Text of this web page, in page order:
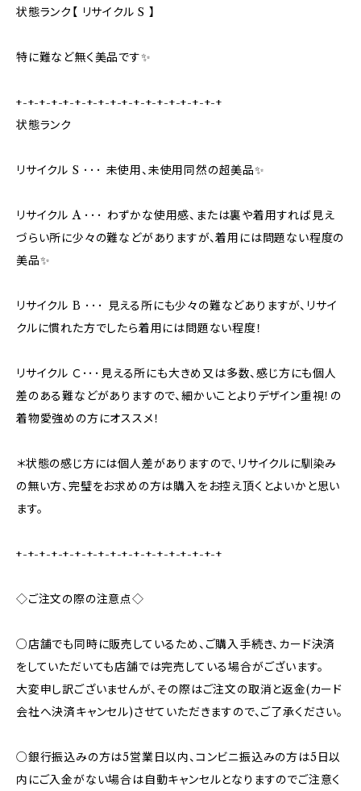
状態ランク【 リサイクル S 】
特に難など無く美品です✨
+-+-+-+-+-+-+-+-+-+-+-+-+-+-+-+-+-+
状態ランク
リサイクル S ･･･ 未使用、未使用同然の超美品✨
リサイクル A ･･･ わずかな使用感、または裏や着用すれば見え
づらい所に少々の難などがありますが、着用には問題ない程度の
美品✨
リサイクル B ･･･ 見える所にも少々の難などありますが、リサイ
クルに慣れた方でしたら着用には問題ない程度！
リサイクル Ｃ･･･見える所にも大きめ又は多数、感じ方にも個人
差のある難などがありますので、細かいことよりデザイン重視！の
着物愛強めの方にオススメ！
＊状態の感じ方には個人差がありますので、リサイクルに馴染み
の無い方、完璧をお求めの方は購入をお控え頂くとよいかと思い
ます。
+-+-+-+-+-+-+-+-+-+-+-+-+-+-+-+-+-+
◇ご注文の際の注意点◇
○店舗でも同時に販売しているため、ご購入手続き、カード決済
をしていただいても店舗では完売している場合がございます。
大変申し訳ございませんが、その際はご注文の取消と返金(カード
会社へ決済キャンセル)させていただきますので、ご了承ください。
○銀行振込みの方は5営業日以内、コンビニ振込みの方は5日以
内にご入金がない場合は自動キャンセルとなりますのでご注意く